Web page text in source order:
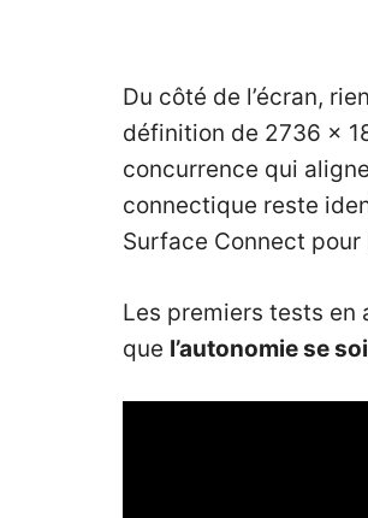
Du côté de l’écran,
définition de 2736 x
concurrence qui
connectique reste
Surface Connect
Les premiers tests en
que l’autonomie se